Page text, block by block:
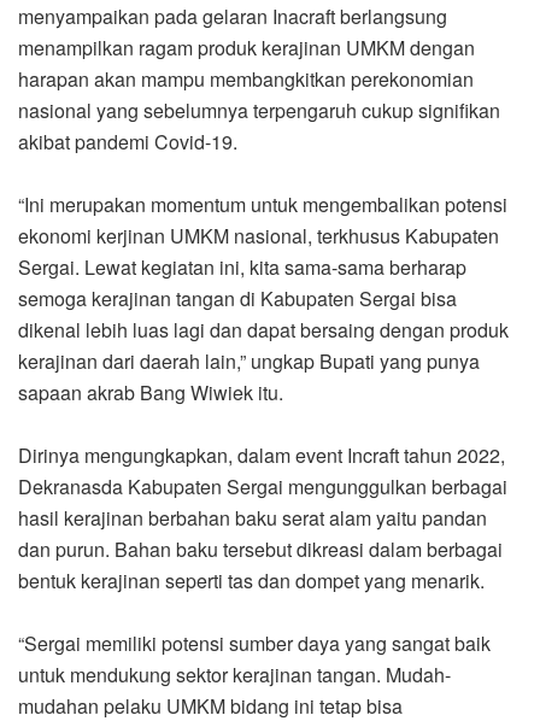
menyampaikan pada gelaran Inacraft berlangsung
menampilkan ragam produk kerajinan UMKM dengan
harapan akan mampu membangkitkan perekonomian
nasional yang sebelumnya terpengaruh cukup signifikan
akibat pandemi Covid-19.
“Ini merupakan momentum untuk mengembalikan potensi
ekonomi kerjinan UMKM nasional, terkhusus Kabupaten
Sergai. Lewat kegiatan ini, kita sama-sama berharap
semoga kerajinan tangan di Kabupaten Sergai bisa
dikenal lebih luas lagi dan dapat bersaing dengan produk
kerajinan dari daerah lain,” ungkap Bupati yang punya
sapaan akrab Bang Wiwiek itu.
Dirinya mengungkapkan, dalam event Incraft tahun 2022,
Dekranasda Kabupaten Sergai mengunggulkan berbagai
hasil kerajinan berbahan baku serat alam yaitu pandan
dan purun. Bahan baku tersebut dikreasi dalam berbagai
bentuk kerajinan seperti tas dan dompet yang menarik.
“Sergai memiliki potensi sumber daya yang sangat baik
untuk mendukung sektor kerajinan tangan. Mudah-
mudahan pelaku UMKM bidang ini tetap bisa